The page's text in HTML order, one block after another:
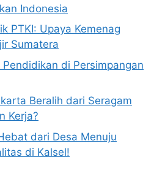
Indonesia
PTKI: Upaya Kemenag
Sumatera
di Persimpangan
Beralih dari Seragam
Kerja?
dari Desa Menuju
di Kalsel!